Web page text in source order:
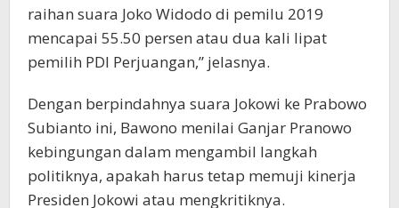
raihan suara Joko Widodo di pemilu 2019
mencapai 55.50 persen atau dua kali lipat
pemilih PDI Perjuangan,” jelasnya.
Dengan berpindahnya suara Jokowi ke Prabowo
Subianto ini, Bawono menilai Ganjar Pranowo
kebingungan dalam mengambil langkah
politiknya, apakah harus tetap memuji kinerja
Presiden Jokowi atau mengkritiknya.